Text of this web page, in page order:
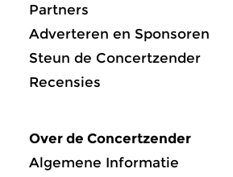
Partners
Adverteren en Sponsoren
Steun de Concertzender
Recensies
Over de Concertzender
Algemene Informatie